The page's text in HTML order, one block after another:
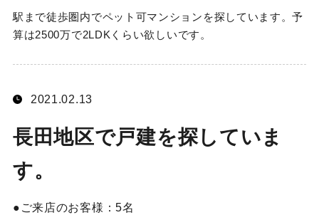
駅まで徒歩圏内でペット可マンションを探しています。予
算は2500万で2LDKくらい欲しいです。
2021.02.13
長田地区で戸建を探していま
す。
ご来店のお客様：5名